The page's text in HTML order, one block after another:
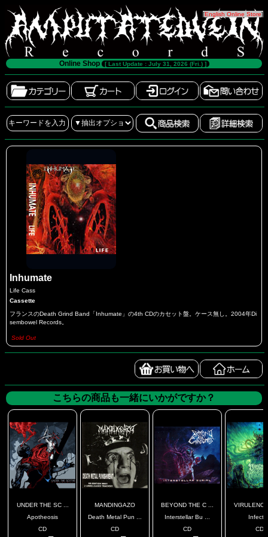
[English Online Store]
Online Shop [ Last Update : July 31, 2026 (Fri.) ]
Inhumate
Life Cass
Cassette
フランスのDeath Grind Band「Inhumate」の4th CDのカセット盤。ケース無し。2004年Di
sembowel Records。
Sold Out
こちらの商品も一緒にいかがですか？
UNDER THE SC ...
Apotheosis
CD
MANDINGAZO
Death Metal Pun ...
CD
BEYOND THE C ...
Interstellar Bu ...
CD
CD